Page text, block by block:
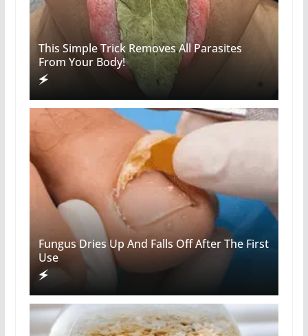
This Simple Trick Removes All Parasites
From Your Body!
Fungus Dries Up And Falls Off After The First
Use